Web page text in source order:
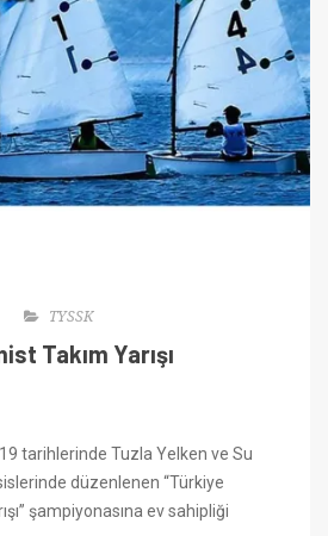
TYSSK
Takım Yarışı
tarihlerinde Tuzla Yelken ve Su
düzenlenen “Türkiye
şampiyonasına ev sahipliği